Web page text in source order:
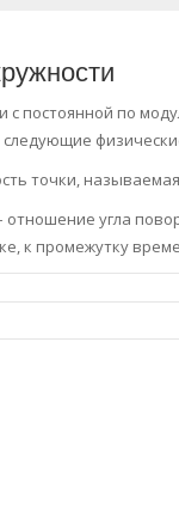
с постоянной по
точки, называемая
отношение угла
к промежутку